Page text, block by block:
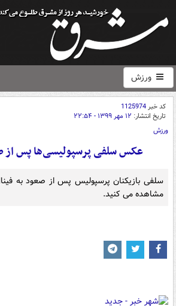
ورزش
کد خبر1125974
تاریخ انتشار: ۱۲ مهر ۱۳۹۹ - ۲۲:۵۴
ورزش
عکس سلفی پرسپولیسی‌ها پس از
سلفی بازیکنان پرسپولیس پس از صعود به
مشاهده می کنید.